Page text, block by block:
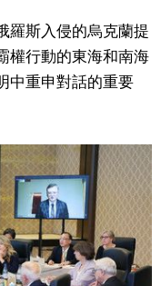
羅斯入侵的烏克蘭提
權行動的東海和南海
中重申對話的重要